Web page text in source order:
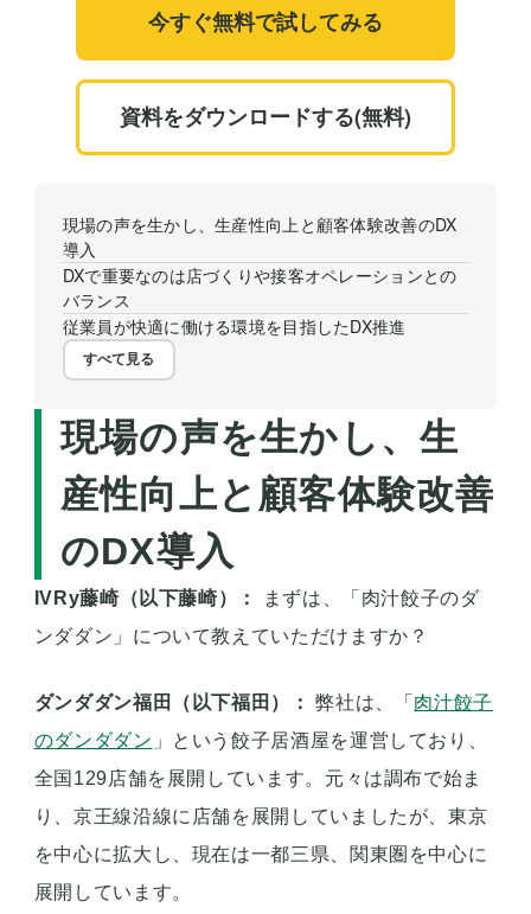
今すぐ無料で試してみる
資料をダウンロードする(無料)
現場の声を生かし、生産性向上と顧客体験改善のDX
導入
DXで重要なのは店づくりや接客オペレーションとの
バランス
従業員が快適に働ける環境を目指したDX推進
すべて見る
現場の声を生かし、生
産性向上と顧客体験改善
のDX導入
IVRy藤崎（以下藤崎）：
まずは、「肉汁餃子のダ
ンダダン」について教えていただけますか？
ダンダダン福田（以下福田）： 弊社は、「 肉汁餃子
のダンダダン 」という餃子居酒屋を運営しており、
全国129店舗を展開しています。元々は調布で始ま
り、京王線沿線に店舗を展開していましたが、東京
を中心に拡大し、現在は一都三県、関東圏を中心に
展開しています。